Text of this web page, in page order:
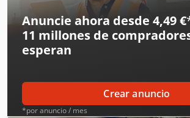
Anuncie ahora desde 4,49 €
11 millones de
esperan
Crear anuncio
*por anuncio / mes